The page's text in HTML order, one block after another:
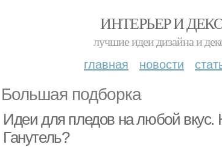
ИНТЕРЬЕР И
лучшие идеи дизайна и
главная новости
Большая подборка
Идеи для пледов на любой вкус.
Ганутель?